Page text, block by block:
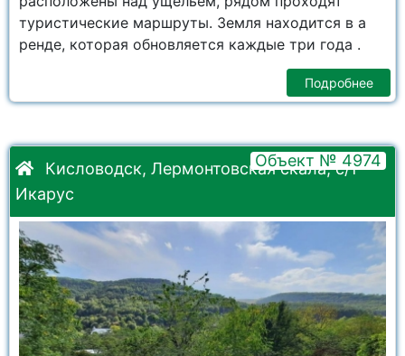
туристические маршруты. Земля находится в а
ренде, которая обновляется каждые три года .
Подробнее
Кисловодск, Лермонтовская скала, с/т
Икарус
Объект № 4974